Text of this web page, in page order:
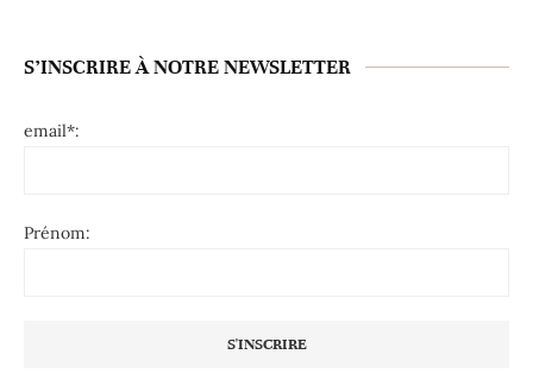
S’INSCRIRE À NOTRE NEWSLETTER
email*:
Prénom: